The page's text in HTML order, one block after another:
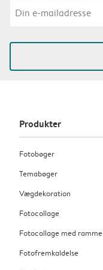
Produkter
Fotobøger
Temabøger
Vægdekoration
Fotocollage
Fotocollage med ramme
Fotofremkaldelse